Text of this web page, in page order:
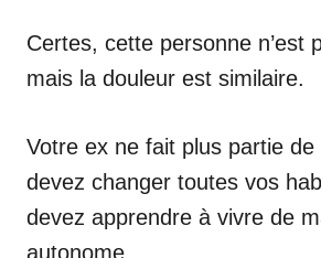
Certes, cette personne n’est
mais la douleur est similaire.
Votre ex ne fait plus partie
devez changer toutes vos
devez apprendre à vivre de
autonome.